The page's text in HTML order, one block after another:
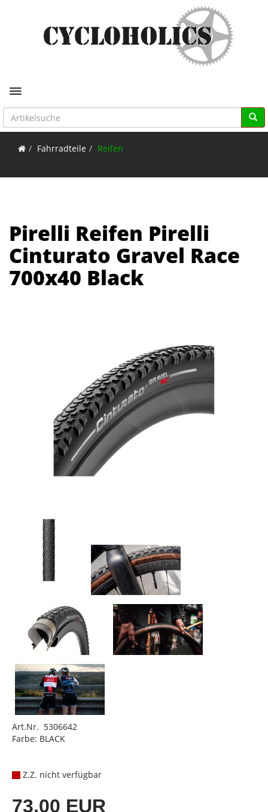
Toggle navigation
Fahrradteile Reifen
Pirelli Reifen Pirelli
Cinturato Gravel Race
700x40 Black
Art.Nr. 5306642
Farbe: BLACK
Z.Z. nicht verfügbar
73,00 EUR